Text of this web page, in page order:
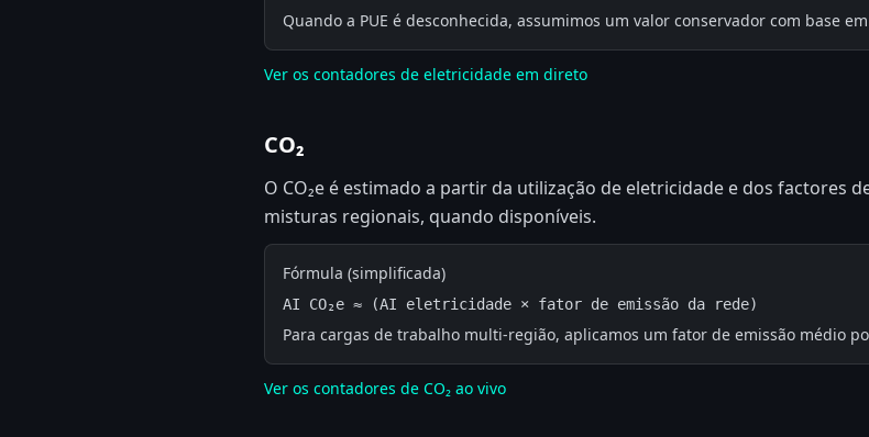
Quando a PUE é desconhecida, assumimos um valor conservador com base
Ver os contadores de eletricidade em direto
CO₂
O CO₂e é estimado a partir da utilização de eletricidade e dos factores
misturas regionais, quando disponíveis.
Fórmula (simplificada)
AI CO₂e ≈ (AI eletricidade × fator de emissão da rede)
Para cargas de trabalho multi-região, aplicamos um fator de emissão médio
Ver os contadores de CO₂ ao vivo